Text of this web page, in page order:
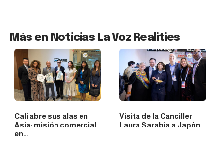
Más en Noticias La Voz Realities
Cali abre sus alas en
Asia: misión comercial
en…
Visita de la Canciller
Laura Sarabia a Japón…